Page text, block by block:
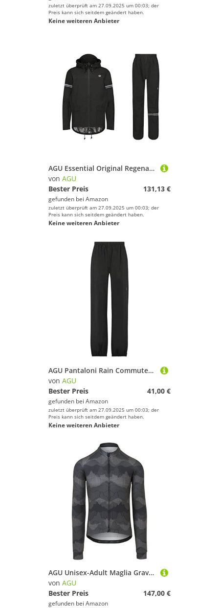
zuletzt überprüft am 27.09.2025 um 00:03; der
Preis kann sich seitdem geändert haben.
Keine weiteren Anbieter
AGU Essential Original Regenanzug, Regenkleidung Fahrrad Herren & Damen, Wasserdicht & Winddicht, Reflektierend, 100% Recyceltes Polyester, Unisex - XXXL - Schwarz
von AGU
Bester Preis
131,13 €
gefunden bei Amazon
zuletzt überprüft am 27.09.2025 um 00:03; der
Preis kann sich seitdem geändert haben.
Keine weiteren Anbieter
AGU Pantaloni Rain Commuter Easy Nero
von AGU
Bester Preis
41,00 €
gefunden bei Amazon
zuletzt überprüft am 27.09.2025 um 00:03; der
Preis kann sich seitdem geändert haben.
Keine weiteren Anbieter
AGU Unisex-Adult Maglia Gravel Venture Uomo Off Black-Maniche Lunghe, Nero, XL
von AGU
Bester Preis
147,00 €
gefunden bei Amazon